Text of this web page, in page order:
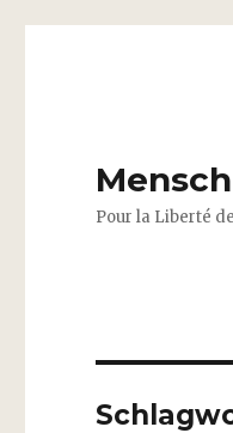
Pour la Liberté